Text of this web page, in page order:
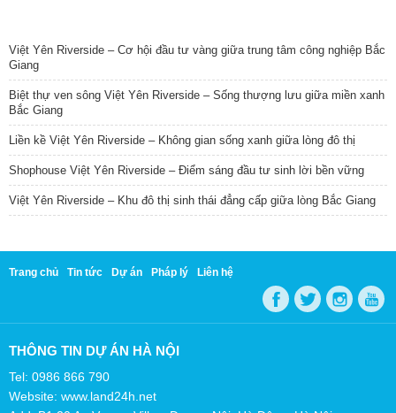
Việt Yên Riverside – Cơ hội đầu tư vàng giữa trung tâm công nghiệp Bắc
Giang
Biệt thự ven sông Việt Yên Riverside – Sống thượng lưu giữa miền xanh
Bắc Giang
Liền kề Việt Yên Riverside – Không gian sống xanh giữa lòng đô thị
Shophouse Việt Yên Riverside – Điểm sáng đầu tư sinh lời bền vững
Việt Yên Riverside – Khu đô thị sinh thái đẳng cấp giữa lòng Bắc Giang
Trang chủ Tin tức Dự án Pháp lý Liên hệ
THÔNG TIN DỰ ÁN HÀ NỘI
Tel: 0986 866 790
Website: www.land24h.net